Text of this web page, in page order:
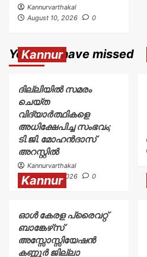
Kannurvarthakal
August 10, 2026
0
You may have missed
Kannur
ദില്ലിയിൽ സമരം
ചെയ്ത
വിദ്യാർത്ഥികളെ
അധിക്ഷേപിച്ച സംഭവം;
ടി.ജി. മോഹൻദാസ്
അറസ്റ്റിൽ
Kannurvarthakal
August 10, 2026
0
Kannur
ഓൾ കേരള പ്രൈവറ്റ്
ബാങ്കേഴ്‌സ്
അസ്സോസ്സിയേഷൻ
കണ്ണൂർ ജില്ലാ